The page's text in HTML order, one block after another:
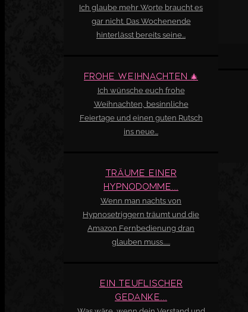
Ich glaube mehr Worte braucht es
gar nicht. Das Wochenende
hinterlässt bereits seine...
Frohe Weihnachten 🎄
Ich wünsche euch frohe
Weihnachten, besinnliche
Feiertage und einen guten Rutsch
ins neue...
Träume einer
Hypnodomme...
Wenn man nachts von
Hypnosetriggern träumt und die
Amazon Fernbedienung dran
glauben muss......
Ein teuflischer
Gedanke...